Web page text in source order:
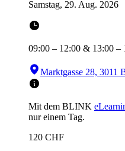
Samstag, 29. Aug. 2026
09:00 – 12:00 & 13:00 –
Marktgasse 28, 3011
Mit dem BLINK
nur einem Tag.
120 CHF